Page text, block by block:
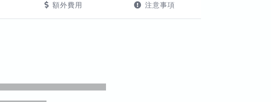
額外費用 注意事項